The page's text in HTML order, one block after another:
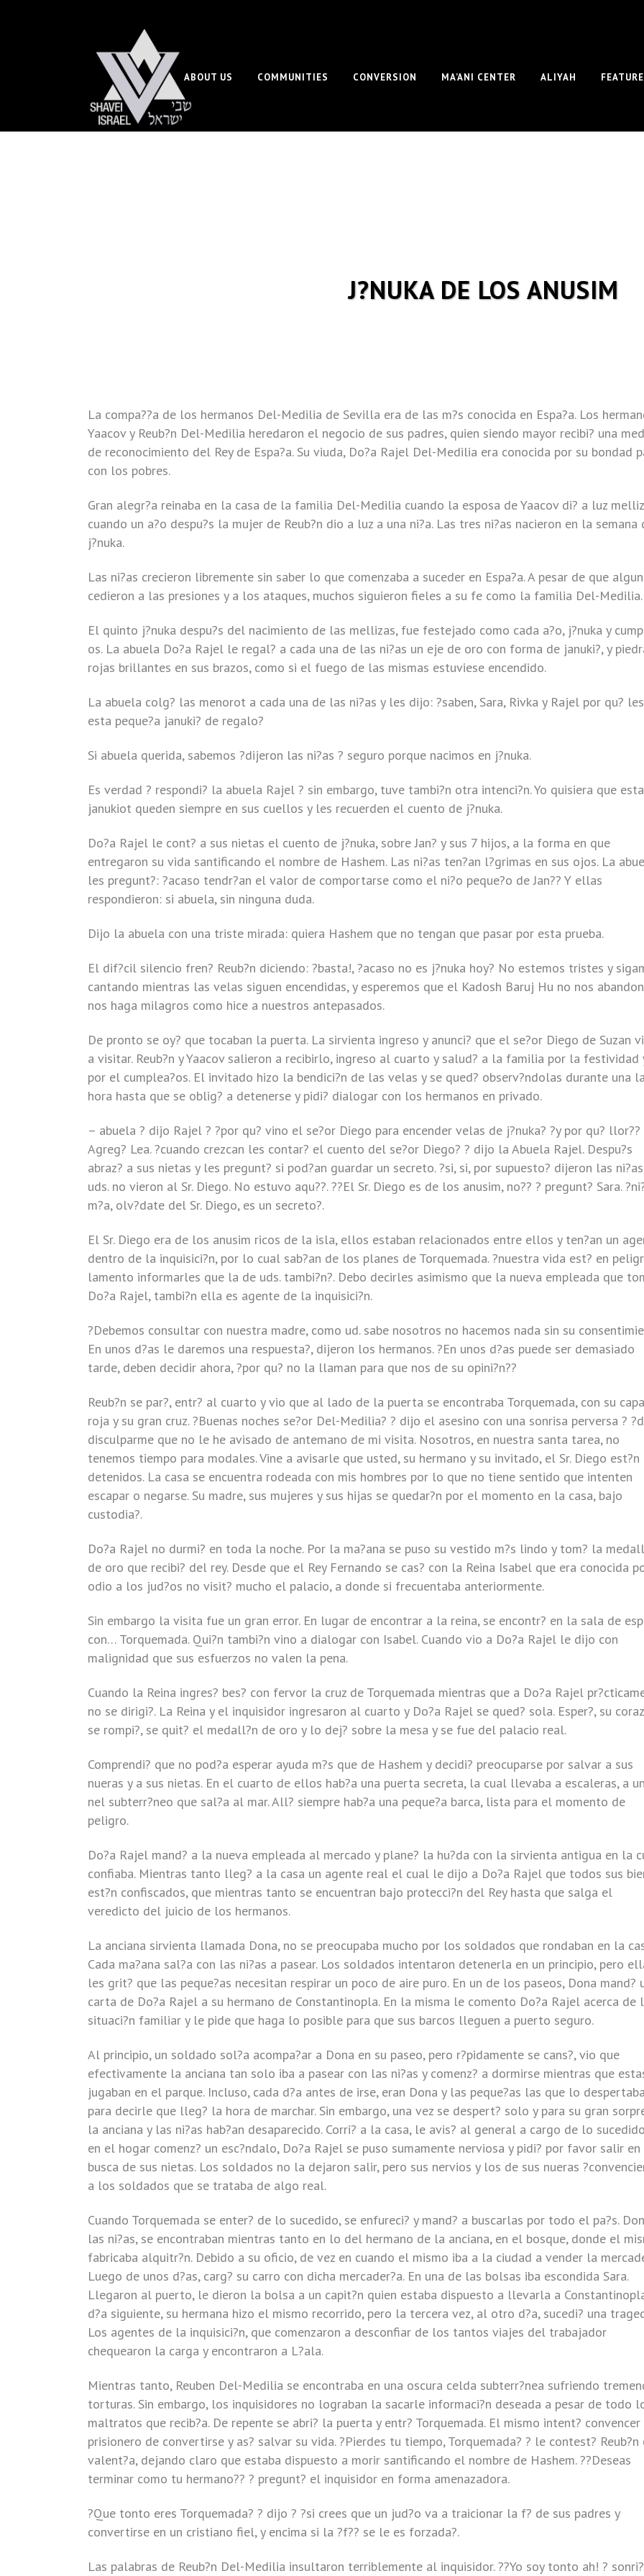
ABOUT US COMMUNITIES CONVERSION MA’ANI CENTER ALIYAH
J?NUKA DE LOS ANUSIM
La compa??a de los hermanos Del-Medilia de Sevilla era de las m?s conocida en Espa?a. Los
Yaacov y Reub?n Del-Medilia heredaron el negocio de sus padres, quien siendo mayor recibi? una
de reconocimiento del Rey de Espa?a. Su viuda, Do?a Rajel Del-Medilia era conocida por su bondad
con los pobres.
Gran alegr?a reinaba en la casa de la familia Del-Medilia cuando la esposa de Yaacov di? a luz
cuando un a?o despu?s la mujer de Reub?n dio a luz a una ni?a. Las tres ni?as nacieron en la semana
j?nuka.
Las ni?as crecieron libremente sin saber lo que comenzaba a suceder en Espa?a. A pesar de que
cedieron a las presiones y a los ataques, muchos siguieron fieles a su fe como la familia Del-Medilia.
El quinto j?nuka despu?s del nacimiento de las mellizas, fue festejado como cada a?o, j?nuka y
os. La abuela Do?a Rajel le regal? a cada una de las ni?as un eje de oro con forma de januki?, y
rojas brillantes en sus brazos, como si el fuego de las mismas estuviese encendido.
La abuela colg? las menorot a cada una de las ni?as y les dijo: ?saben, Sara, Rivka y Rajel por qu?
esta peque?a januki? de regalo?
Si abuela querida, sabemos ?dijeron las ni?as ? seguro porque nacimos en j?nuka.
Es verdad ? respondi? la abuela Rajel ? sin embargo, tuve tambi?n otra intenci?n. Yo quisiera que
janukiot queden siempre en sus cuellos y les recuerden el cuento de j?nuka.
Do?a Rajel le cont? a sus nietas el cuento de j?nuka, sobre Jan? y sus 7 hijos, a la forma en que
entregaron su vida santificando el nombre de Hashem. Las ni?as ten?an l?grimas en sus ojos. La
les pregunt?: ?acaso tendr?an el valor de comportarse como el ni?o peque?o de Jan?? Y ellas
respondieron: si abuela, sin ninguna duda.
Dijo la abuela con una triste mirada: quiera Hashem que no tengan que pasar por esta prueba.
El dif?cil silencio fren? Reub?n diciendo: ?basta!, ?acaso no es j?nuka hoy? No estemos tristes y
cantando mientras las velas siguen encendidas, y esperemos que el Kadosh Baruj Hu no nos
nos haga milagros como hice a nuestros antepasados.
De pronto se oy? que tocaban la puerta. La sirvienta ingreso y anunci? que el se?or Diego de Suzan
a visitar. Reub?n y Yaacov salieron a recibirlo, ingreso al cuarto y salud? a la familia por la festividad
por el cumplea?os. El invitado hizo la bendici?n de las velas y se qued? observ?ndolas durante una
hora hasta que se oblig? a detenerse y pidi? dialogar con los hermanos en privado.
– abuela ? dijo Rajel ? ?por qu? vino el se?or Diego para encender velas de j?nuka? ?y por qu? llor??
Agreg? Lea. ?cuando crezcan les contar? el cuento del se?or Diego? ? dijo la Abuela Rajel. Despu?s
abraz? a sus nietas y les pregunt? si pod?an guardar un secreto. ?si, si, por supuesto? dijeron las
uds. no vieron al Sr. Diego. No estuvo aqu??. ??El Sr. Diego es de los anusim, no?? ? pregunt? Sara.
m?a, olv?date del Sr. Diego, es un secreto?.
El Sr. Diego era de los anusim ricos de la isla, ellos estaban relacionados entre ellos y ten?an un
dentro de la inquisici?n, por lo cual sab?an de los planes de Torquemada. ?nuestra vida est? en
lamento informarles que la de uds. tambi?n?. Debo decirles asimismo que la nueva empleada que
Do?a Rajel, tambi?n ella es agente de la inquisici?n.
?Debemos consultar con nuestra madre, como ud. sabe nosotros no hacemos nada sin su
En unos d?as le daremos una respuesta?, dijeron los hermanos. ?En unos d?as puede ser demasiado
tarde, deben decidir ahora, ?por qu? no la llaman para que nos de su opini?n??
Reub?n se par?, entr? al cuarto y vio que al lado de la puerta se encontraba Torquemada, con su capa
roja y su gran cruz. ?Buenas noches se?or Del-Medilia? ? dijo el asesino con una sonrisa perversa ?
disculparme que no le he avisado de antemano de mi visita. Nosotros, en nuestra santa tarea, no
tenemos tiempo para modales. Vine a avisarle que usted, su hermano y su invitado, el Sr. Diego est?n
detenidos. La casa se encuentra rodeada con mis hombres por lo que no tiene sentido que intenten
escapar o negarse. Su madre, sus mujeres y sus hijas se quedar?n por el momento en la casa, bajo
custodia?.
Do?a Rajel no durmi? en toda la noche. Por la ma?ana se puso su vestido m?s lindo y tom? la
de oro que recibi? del rey. Desde que el Rey Fernando se cas? con la Reina Isabel que era conocida
odio a los jud?os no visit? mucho el palacio, a donde si frecuentaba anteriormente.
Sin embargo la visita fue un gran error. En lugar de encontrar a la reina, se encontr? en la sala de
con… Torquemada. Qui?n tambi?n vino a dialogar con Isabel. Cuando vio a Do?a Rajel le dijo con
malignidad que sus esfuerzos no valen la pena.
Cuando la Reina ingres? bes? con fervor la cruz de Torquemada mientras que a Do?a Rajel
no se dirigi?. La Reina y el inquisidor ingresaron al cuarto y Do?a Rajel se qued? sola. Esper?, su
se rompi?, se quit? el medall?n de oro y lo dej? sobre la mesa y se fue del palacio real.
Comprendi? que no pod?a esperar ayuda m?s que de Hashem y decidi? preocuparse por salvar a sus
nueras y a sus nietas. En el cuarto de ellos hab?a una puerta secreta, la cual llevaba a escaleras, a
nel subterr?neo que sal?a al mar. All? siempre hab?a una peque?a barca, lista para el momento de
peligro.
Do?a Rajel mand? a la nueva empleada al mercado y plane? la hu?da con la sirvienta antigua en la
confiaba. Mientras tanto lleg? a la casa un agente real el cual le dijo a Do?a Rajel que todos sus
est?n confiscados, que mientras tanto se encuentran bajo protecci?n del Rey hasta que salga el
veredicto del juicio de los hermanos.
La anciana sirvienta llamada Dona, no se preocupaba mucho por los soldados que rondaban en la
Cada ma?ana sal?a con las ni?as a pasear. Los soldados intentaron detenerla en un principio, pero
les grit? que las peque?as necesitan respirar un poco de aire puro. En un de los paseos, Dona mand?
carta de Do?a Rajel a su hermano de Constantinopla. En la misma le comento Do?a Rajel acerca de
situaci?n familiar y le pide que haga lo posible para que sus barcos lleguen a puerto seguro.
Al principio, un soldado sol?a acompa?ar a Dona en su paseo, pero r?pidamente se cans?, vio que
efectivamente la anciana tan solo iba a pasear con las ni?as y comenz? a dormirse mientras que
jugaban en el parque. Incluso, cada d?a antes de irse, eran Dona y las peque?as las que lo
para decirle que lleg? la hora de marchar. Sin embargo, una vez se despert? solo y para su gran
la anciana y las ni?as hab?an desaparecido. Corri? a la casa, le avis? al general a cargo de lo
en el hogar comenz? un esc?ndalo, Do?a Rajel se puso sumamente nerviosa y pidi? por favor salir en
busca de sus nietas. Los soldados no la dejaron salir, pero sus nervios y los de sus nueras
a los soldados que se trataba de algo real.
Cuando Torquemada se enter? de lo sucedido, se enfureci? y mand? a buscarlas por todo el pa?s.
las ni?as, se encontraban mientras tanto en lo del hermano de la anciana, en el bosque, donde el
fabricaba alquitr?n. Debido a su oficio, de vez en cuando el mismo iba a la ciudad a vender la
Luego de unos d?as, carg? su carro con dicha mercader?a. En una de las bolsas iba escondida Sara.
Llegaron al puerto, le dieron la bolsa a un capit?n quien estaba dispuesto a llevarla a
d?a siguiente, su hermana hizo el mismo recorrido, pero la tercera vez, al otro d?a, sucedi? una
Los agentes de la inquisici?n, que comenzaron a desconfiar de los tantos viajes del trabajador
chequearon la carga y encontraron a L?ala.
Mientras tanto, Reuben Del-Medilia se encontraba en una oscura celda subterr?nea sufriendo
torturas. Sin embargo, los inquisidores no lograban la sacarle informaci?n deseada a pesar de todo
maltratos que recib?a. De repente se abri? la puerta y entr? Torquemada. El mismo intent?
prisionero de convertirse y as? salvar su vida. ?Pierdes tu tiempo, Torquemada? ? le contest? Reub?n
valent?a, dejando claro que estaba dispuesto a morir santificando el nombre de Hashem. ??Deseas
terminar como tu hermano?? ? pregunt? el inquisidor en forma amenazadora.
?Que tonto eres Torquemada? ? dijo ? ?si crees que un jud?o va a traicionar la f? de sus padres y
convertirse en un cristiano fiel, y encima si la ?f?? se le es forzada?.
Las palabras de Reub?n Del-Medilia insultaron terriblemente al inquisidor. ??Yo soy tonto ah! ?